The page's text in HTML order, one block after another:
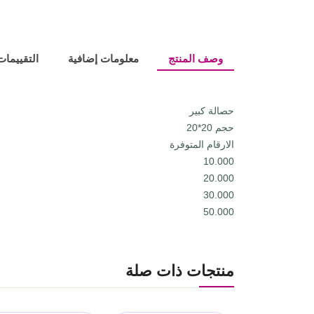
وصف المنتج معلومات إضافية
حصالة كبير
حجم 20*20
الارقام المتوفرة
10.000
20.000
30.000
50.000
منتجات ذات صلة